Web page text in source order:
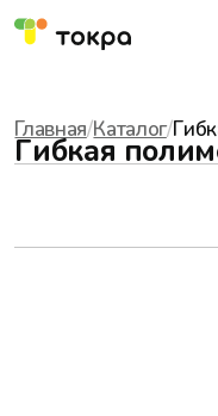
Гибкая